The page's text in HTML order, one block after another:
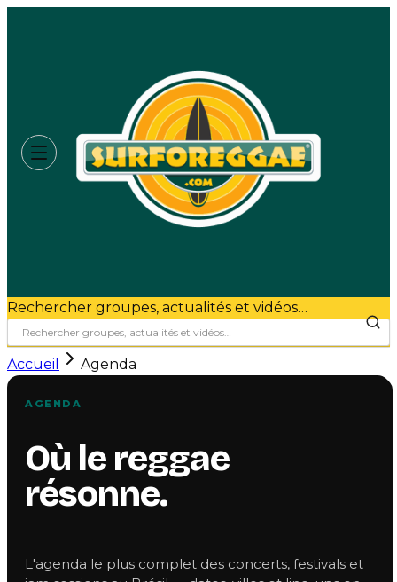
Rechercher groupes, actualités et vidéos…
Accueil Agenda
AGENDA
Où le reggae
résonne.
L'agenda le plus complet des concerts, festivals et